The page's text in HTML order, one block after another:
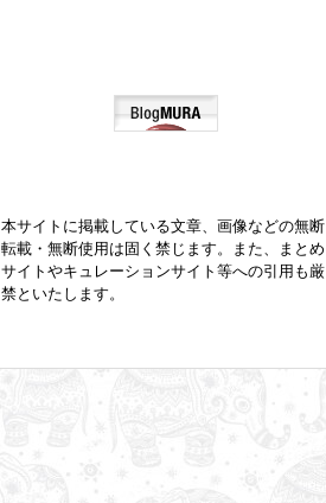
本サイトに掲載している文章、画像などの無断
転載・無断使用は固く禁じます。また、まとめ
サイトやキュレーションサイト等への引用も厳
禁といたします。